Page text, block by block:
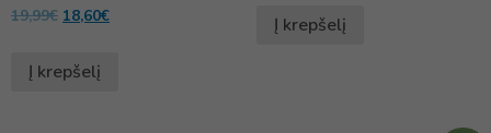
19,99€ 18,60€
Į krepšelį
Į krepšelį